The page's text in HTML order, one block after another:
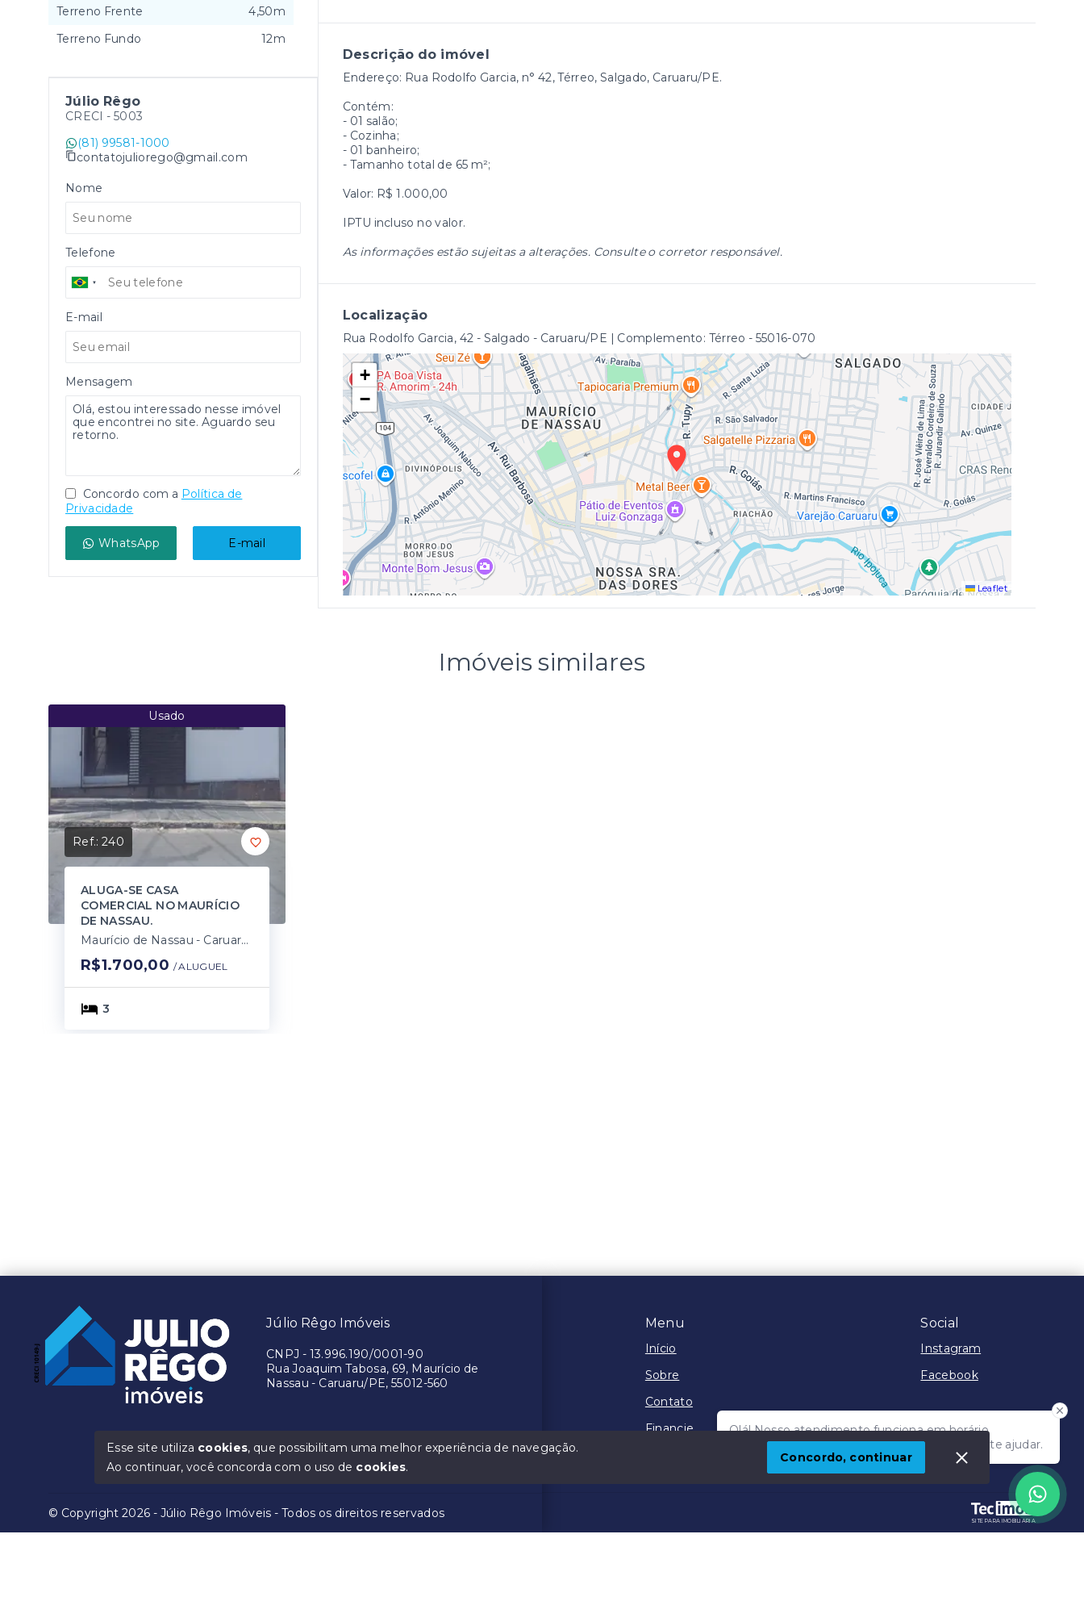
Descrição do imóvel
Endereço: Rua Rodolfo Garcia, n° 42, Térreo, Salgado, Caruaru/PE.
Contém:
- 01 salão;
- Cozinha;
- 01 banheiro;
- Tamanho total de 65 m²;
Valor: R$ 1.000,00
IPTU incluso no valor.
As informações estão sujeitas a alterações. Consulte o corretor responsável.
Localização
Rua Rodolfo Garcia, 42 - Salgado - Caruaru/PE | Complemento: Térreo - 55016-070
+
−
Leaflet
Terreno Frente
4,50m
Terreno Fundo
12m
Júlio Rêgo
CRECI - 5003
(81) 99581-1000
contatojuliorego@gmail.com
Nome
Telefone
E-mail
Mensagem
Concordo com a Política de
Privacidade
WhatsApp E-mail
Imóveis similares
Usado
Ref.:240
ALUGA-SE CASA
COMERCIAL NO MAURÍCIO
DE NASSAU.
Maurício de Nassau - Caruaru/PE
R$1.700,00 / ALUGUEL
3
Olá! Nosso atendimento funciona em horário
comercial e em breve vamos responder para te ajudar.
Menu
Início
Sobre
Contato
Financie
Social
Instagram
Facebook
SITE PARA IMOBILIARIA
Júlio Rêgo Imóveis
CNPJ - 13.996.190/0001-90
Rua Joaquim Tabosa, 69, Maurício de
Nassau - Caruaru/PE, 55012-560
© Copyright 2026 - Júlio Rêgo Imóveis - Todos os direitos reservados
Esse site utiliza cookies, que possibilitam uma melhor experiência de navegação.
Ao continuar, você concorda com o uso de cookies.
Concordo, continuar